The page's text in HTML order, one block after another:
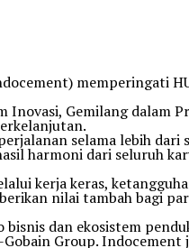
memperingati
Gemilang
selama lebih
harmoni dari seluruh
kerja keras,
nilai tambah bagi
dan ekosistem
Group.